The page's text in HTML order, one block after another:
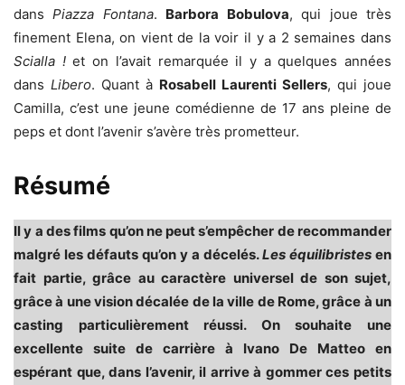
dansPiazza Fontana. Barbora Bobulova, qui joue très
finement Elena, on vient de la voir il y a 2 semaines dans
Scialla !et on l’avait remarquée il y a quelques années
dans Libero. Quant à Rosabell Laurenti Sellers, qui joue
Camilla, c’est une jeune comédienne de 17 ans pleine de
peps et dont l’avenir s’avère très prometteur.
Résumé
Il y a des films qu’on ne peut s’empêcher de recommander
malgré les défauts qu’on y a décelés.Les équilibristes en
fait partie, grâce au caractère universel de son sujet,
grâce à une vision décalée de la ville de Rome, grâce à un
casting particulièrement réussi. On souhaite une
excellente suite de carrière à Ivano De Matteo en
espérant que, dans l’avenir, il arrive à gommer ces petits